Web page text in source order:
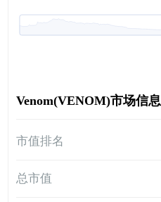
Venom(VENOM)市场信息
市值排名
总市值